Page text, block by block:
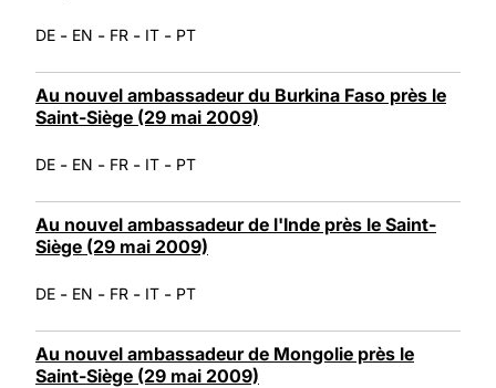
DE - EN - FR - IT - PT
Au nouvel ambassadeur du Burkina Faso près le
Saint-Siège (29 mai 2009)
DE - EN - FR - IT - PT
Au nouvel ambassadeur de l'Inde près le Saint-
Siège (29 mai 2009)
DE - EN - FR - IT - PT
Au nouvel ambassadeur de Mongolie près le
Saint-Siège (29 mai 2009)